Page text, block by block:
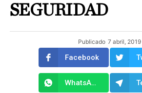
SEGURIDAD
Publicado 7 abril, 2019
Facebook
WhatsApp